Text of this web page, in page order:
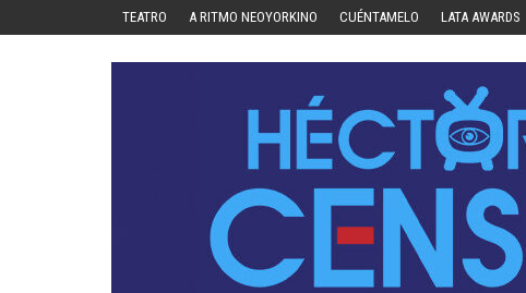
TEATRO A RITMO NEOYORKINO CUÉNTAMELO LATA AWARDS